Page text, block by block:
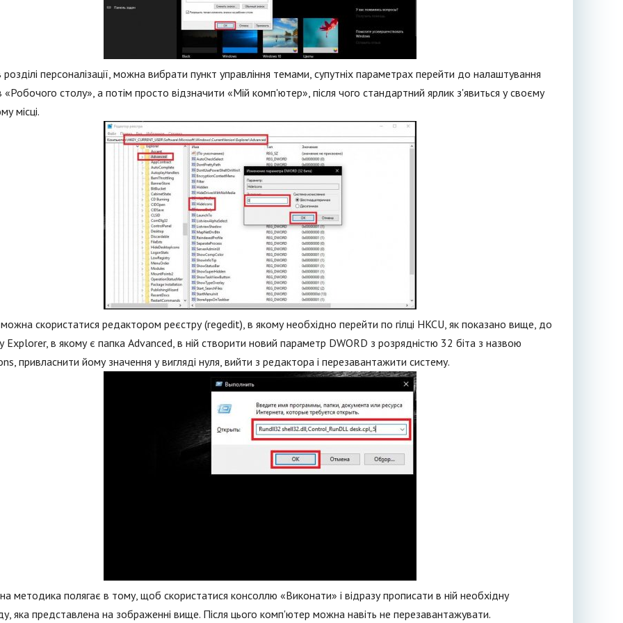
розділі персоналізації, можна вибрати пункт управління темами, супутніх параметрах перейти до налаштування
«Робочого столу», а потім просто відзначити «Мій комп'ютер», після чого стандартний ярлик з'явиться у своєму
місці.
скористатися редактором реєстру (regedit), в якому необхідно перейти по гілці HKCU, як показано вище, до
Explorer, в якому є папка Advanced, в ній створити новий параметр DWORD з розрядністю 32 біта з назвою
привласнити йому значення у вигляді нуля, вийти з редактора і перезавантажити систему.
методика полягає в тому, щоб скористатися консоллю «Виконати» і відразу прописати в ній необхідну
яка представлена на зображенні вище. Після цього комп'ютер можна навіть не перезавантажувати.